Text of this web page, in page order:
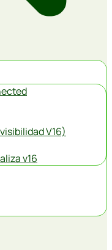
V16)
v16